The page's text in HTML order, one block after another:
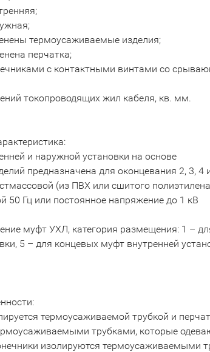
термоусаживаемые изделия;
перчатка;
с контактными винтами со
токопроводящих жил кабеля, кв. мм.
и наружной установки на основе
предназначена для оконцевания 2, 3, 4
(из ПВХ или сшитого
50 Гц или постоянное напряжение до 1 кВ
муфт УХЛ, категория размещения: 1 –
5 – для концевых муфт внутренней
термоусаживаемой трубкой и
трубками, которые
изолируются термоусаживаемыми